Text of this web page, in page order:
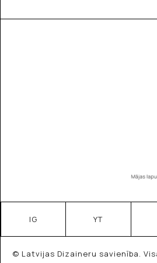
© Latvijas Dizaineru savienība.
IG YT